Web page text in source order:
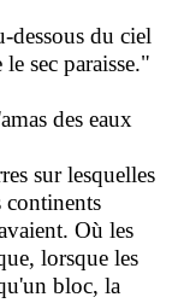
dessous du ciel
sec paraisse."
des eaux
sur lesquelles
continents
Où les
lorsque les
bloc, la